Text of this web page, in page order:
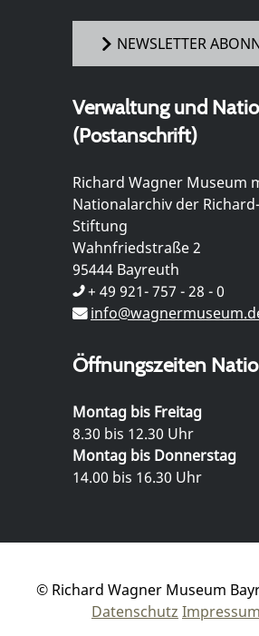
NEWSLETTER
Verwaltung und
(Postanschrift)
Richard Wagner Museum
Nationalarchiv der
Stiftung
Wahnfriedstraße 2
95444 Bayreuth
+ 49 921- 757 - 28 - 0
Öffnungszeiten
Montag bis Freitag
8.30 bis 12.30 Uhr
Montag bis Donnerstag
14.00 bis 16.30 Uhr
© Richard Wagner Museum
Datenschutz Impressum